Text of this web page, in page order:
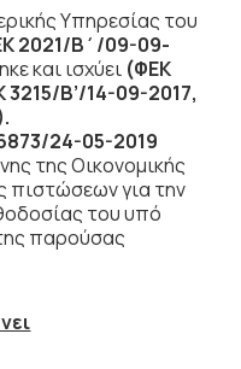
Υπηρεσίας του
2021/Β΄/09-09-
και ισχύει (ΦΕΚ
Β’/14-09-2017,
24-05-2019
της Οικονομικής
πιστώσεων για την
του υπό
παρούσας